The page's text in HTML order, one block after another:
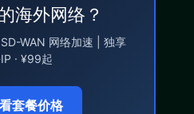
海外网络？
WAN 网络加速 | 独享
· ¥99起
套餐价格